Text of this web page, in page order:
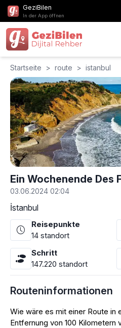
GeziBilen
In der App öffnen
Startseite > route > istanbul
Ein Wochenende Des
03.06.2024 02:04
İstanbul
Reisepunkte
14 standort
Schritt
147.220 standort
Routeninformationen
Wie wäre es mit einer Route in
Entfernung von 100 Kilometern